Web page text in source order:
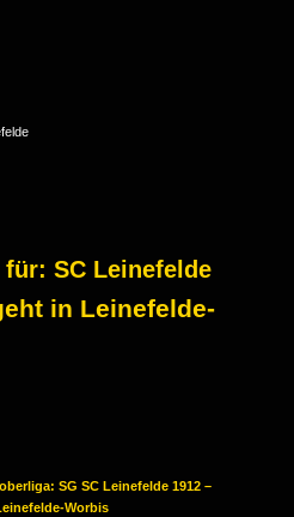
für: SC Leinefelde
in Leinefelde-
SG SC Leinefelde 1912 –
Worbis